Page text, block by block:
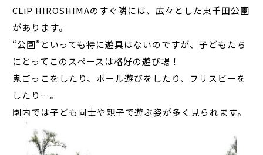
CLiP HIROSHIMAのすぐ隣には、広々とした東千田公園
があります。
“公園”といっても特に遊具はないのですが、子どもたち
にとってこのスペースは格好の遊び場！
鬼ごっこをしたり、ボール遊びをしたり、フリスビーを
したり…。
園内では子ども同士や親子で遊ぶ姿が多く見られます。